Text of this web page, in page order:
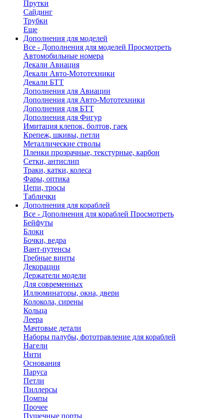
Прутки
Сайдинг
Трубки
Еще
Дополнения для моделей
Все - Дополнения для моделей Просмотреть
Автомобильные номера
Декали Авиация
Декали Авто-Мототехники
Декали БТТ
Дополнения для Авиации
Дополнения для Авто-Мототехники
Дополнения для БТТ
Дополнения для Фигур
Имитация клепок, болтов, гаек
Крепеж, шкивы, петли
Металлические стволы
Пленки прозрачные, текстурные, карбон
Сетки, антислип
Траки, катки, колеса
Фары, оптика
Цепи, тросы
Таблички
Дополнения для кораблей
Все - Дополнения для кораблей Просмотреть
Бейфуты
Блоки
Бочки, ведра
Вант-путенсы
Гребные винты
Декорации
Держатели модели
Для современных
Иллюминаторы, окна, двери
Колокола, сирены
Кольца
Леера
Мачтовые детали
Наборы палубы, фототравление для кораблей
Нагели
Нити
Основания
Паруса
Петли
Пиллерсы
Помпы
Прочее
Пушечные порты